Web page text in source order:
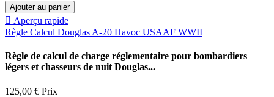
Ajouter au panier
 Aperçu rapide
Règle Calcul Douglas A-20 Havoc USAAF WWII
Règle de calcul de charge réglementaire pour bombardiers
légers et chasseurs de nuit Douglas...
125,00 € Prix